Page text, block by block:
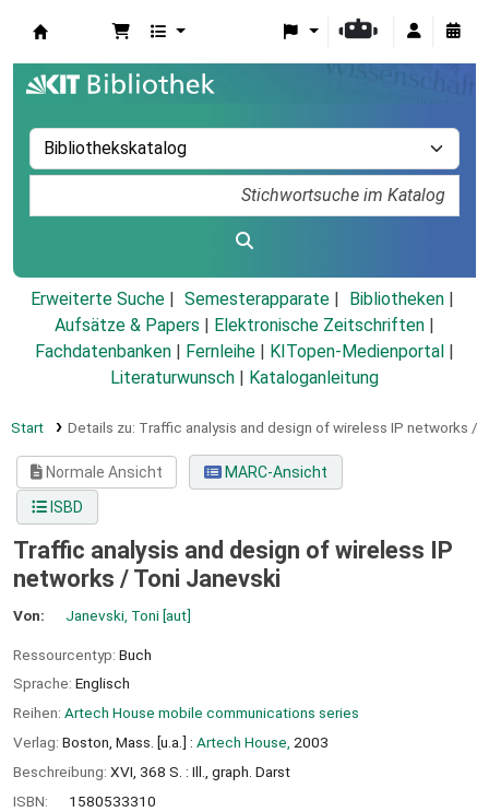
Erweiterte Suche Semesterapparate
Bibliotheken
Aufsätze & Papers
Elektronische Zeitschriften
Fachdatenbanken
Fernleihe KITopen-Medienportal
Literaturwunsch
Kataloganleitung
Start Details zu: Traffic analysis and design of wireless IP networks /
Normale Ansicht
MARC-Ansicht
ISBD
Traffic analysis and design of wireless IP
networks / Toni Janevski
Von: Janevski, Toni[aut]
Ressourcentyp: Buch
Sprache: Englisch
Reihen: Artech House mobile communications series
Verlag: Boston, Mass. [u.a.] : Artech House, 2003
Beschreibung: XVI, 368 S. : Ill., graph. Darst
ISBN:
1580533310